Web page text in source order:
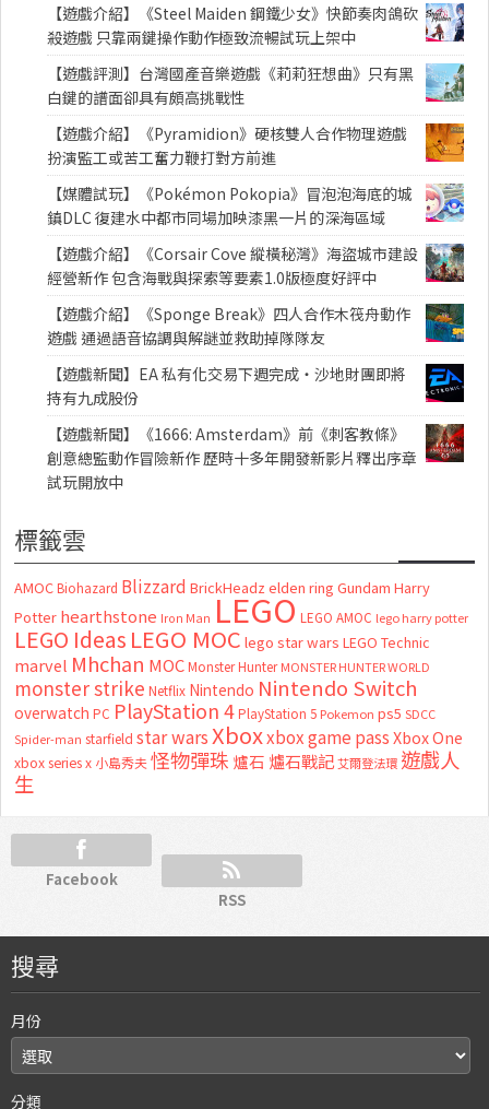
【遊戲介紹】《Steel Maiden 鋼鐵少女》快節奏肉鴿砍
殺遊戲 只靠兩鍵操作動作極致流暢試玩上架中
【遊戲評測】台灣國產音樂遊戲《莉莉狂想曲》只有黑
白鍵的譜面卻具有頗高挑戰性
【遊戲介紹】《Pyramidion》硬核雙人合作物理遊戲
扮演監工或苦工奮力鞭打對方前進
【媒體試玩】《Pokémon Pokopia》冒泡泡海底的城
鎮DLC 復建水中都市同場加映漆黑一片的深海區域
【遊戲介紹】《Corsair Cove 縱橫秘灣》海盜城市建設
經營新作 包含海戰與探索等要素1.0版極度好評中
【遊戲介紹】《Sponge Break》四人合作木筏舟動作
遊戲 通過語音協調與解謎並救助掉隊隊友
【遊戲新聞】EA 私有化交易下週完成・沙地財團即將
持有九成股份
【遊戲新聞】《1666: Amsterdam》前《刺客教條》
創意總監動作冒險新作 歷時十多年開發新影片釋出序章
試玩開放中
標籤雲
AMOC Biohazard Blizzard BrickHeadz elden ring Gundam Harry
Potter hearthstone Iron Man LEGO LEGO AMOC lego harry potter
LEGO Ideas LEGO MOC lego star wars LEGO Technic
marvel Mhchan MOC Monster Hunter MONSTER HUNTER WORLD
monster strike Netflix Nintendo Nintendo Switch
overwatch PC PlayStation 4 PlayStation 5 Pokemon ps5 SDCC
Spider-man starfield star warsXboxxbox game passXbox One
xbox series x 小島秀夫怪物彈珠 爐石 爐石戰記艾爾登法環 遊戲人
生
Facebook
RSS
搜尋
月份
分類